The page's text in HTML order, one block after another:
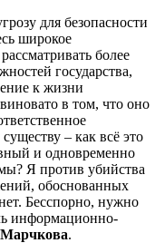
для безопасности
широкое
более
государства,
к жизни
в том, что оно
– как всё это
и одновременно
Я против убийства
обоснованных
Бесспорно, нужно
информационно-
.